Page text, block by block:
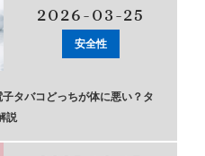
2026-03-25
安全性
タバコどっちが体に悪い？タ
説